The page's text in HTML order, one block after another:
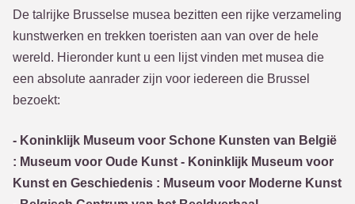
De talrijke Brusselse musea bezitten een rijke verzameling
kunstwerken en trekken toeristen aan van over de hele
wereld. Hieronder kunt u een lijst vinden met musea die
een absolute aanrader zijn voor iedereen die Brussel
bezoekt:
- Koninklijk Museum voor Schone Kunsten van België
: Museum voor Oude Kunst - Koninklijk Museum voor
Kunst en Geschiedenis : Museum voor Moderne Kunst